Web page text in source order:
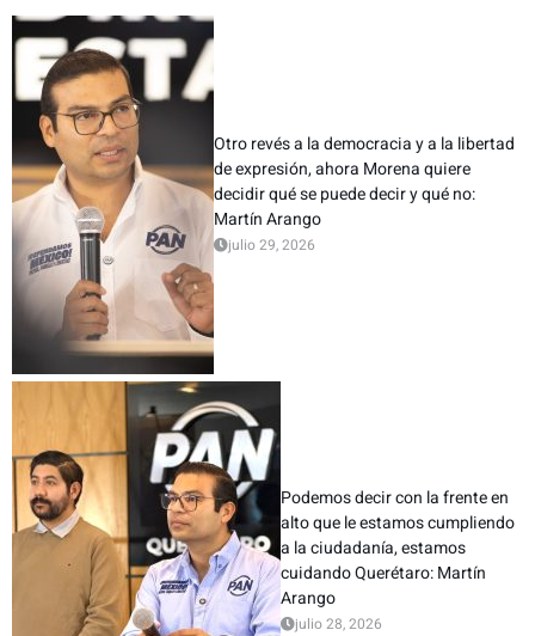
Otro revés a la democracia y a la libertad
de expresión, ahora Morena quiere
decidir qué se puede decir y qué no:
Martín Arango
julio 29, 2026
Podemos decir con la frente en
alto que le estamos cumpliendo
a la ciudadanía, estamos
cuidando Querétaro: Martín
Arango
julio 28, 2026